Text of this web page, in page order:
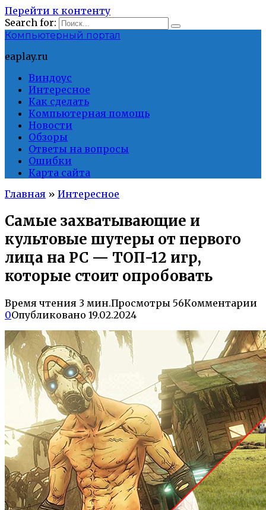
Перейти к контенту
Search for:
Компьютерный портал
eaplay.ru
Виндоус
Интересное
Как сделать
Компьютерная помощь
Новости
Обзоры
Ответы на вопросы
Ошибки
Карта сайта
Главная » Интересное
Самые захватывающие и
культовые шутеры от первого
лица на PC — ТОП-12 игр,
которые стоит опробовать
Время чтения 3 мин.Просмотры 56Комментарии
0Опубликовано 19.02.2024